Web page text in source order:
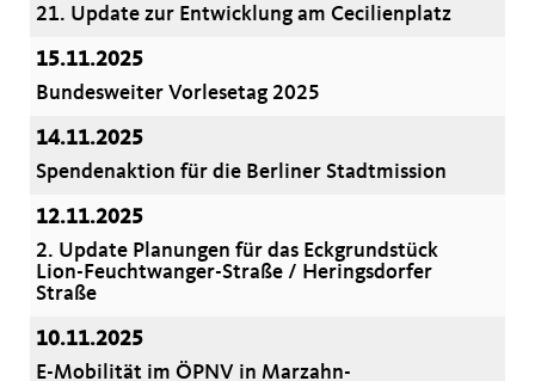
21. Update zur Entwicklung am Cecilienplatz
15.11.2025
Bundesweiter Vorlesetag 2025
14.11.2025
Spendenaktion für die Berliner Stadtmission
12.11.2025
2. Update Planungen für das Eckgrundstück
Lion-Feuchtwanger-Straße / Heringsdorfer
Straße
10.11.2025
E-Mobilität im ÖPNV in Marzahn-